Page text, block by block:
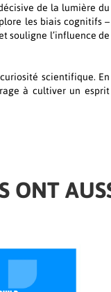
de la lumière du
les biais cognitifs –
souligne l’influence de
scientifique. En
à cultiver un esprit
ONT